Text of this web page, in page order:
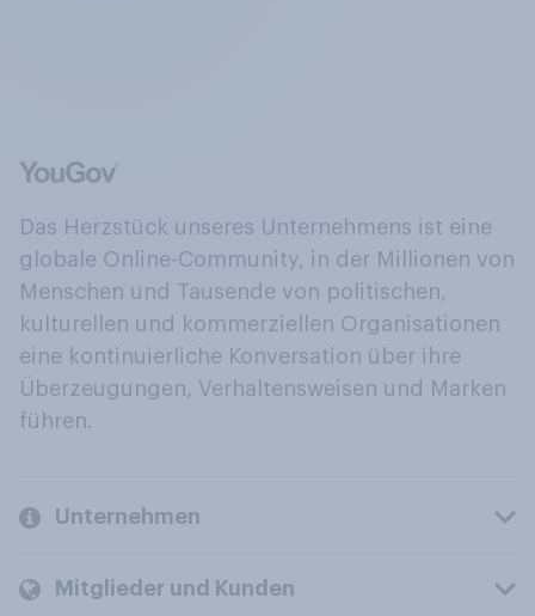
Das Herzstück unseres Unternehmens ist eine
globale Online-Community, in der Millionen von
Menschen und Tausende von politischen,
kulturellen und kommerziellen Organisationen
eine kontinuierliche Konversation über ihre
Überzeugungen, Verhaltensweisen und Marken
führen.
Unternehmen
Mitglieder und Kunden